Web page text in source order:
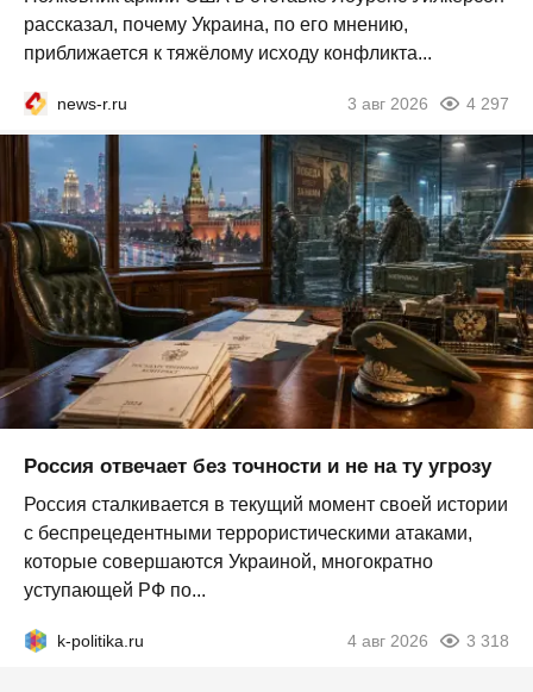
рассказал, почему Украина, по его мнению,
приближается к тяжёлому исходу конфликта...
news-r.ru 3 авг 2026 4 297
Россия отвечает без точности и не на ту угрозу
Россия сталкивается в текущий момент своей истории
с беспрецедентными террористическими атаками,
которые совершаются Украиной, многократно
уступающей РФ по...
k-politika.ru 4 авг 2026 3 318